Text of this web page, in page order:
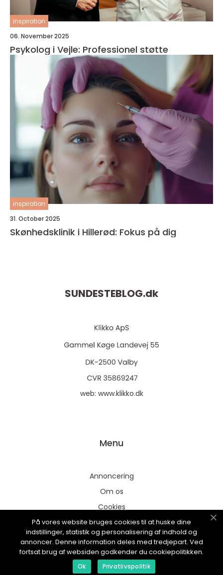
inspiration
06. November 2025
Psykolog i Vejle: Professionel støtte
inspiration
31. October 2025
Skønhedsklinik i Hillerød: Fokus på dig
SUNDESTEBLOG.dk
web: www.klikko.dk
Menu
Annoncering
Om os
Cookies
Kontakt os
Sitemap
På vores website bruges cookies til at huske dine
indstillinger, statistik og personalisering af indhold og
annoncer. Denne information deles med tredjepart. Ved
fortsat brug af websiden godkender du cookiepolitikken.
Ok Privatlivspolitik